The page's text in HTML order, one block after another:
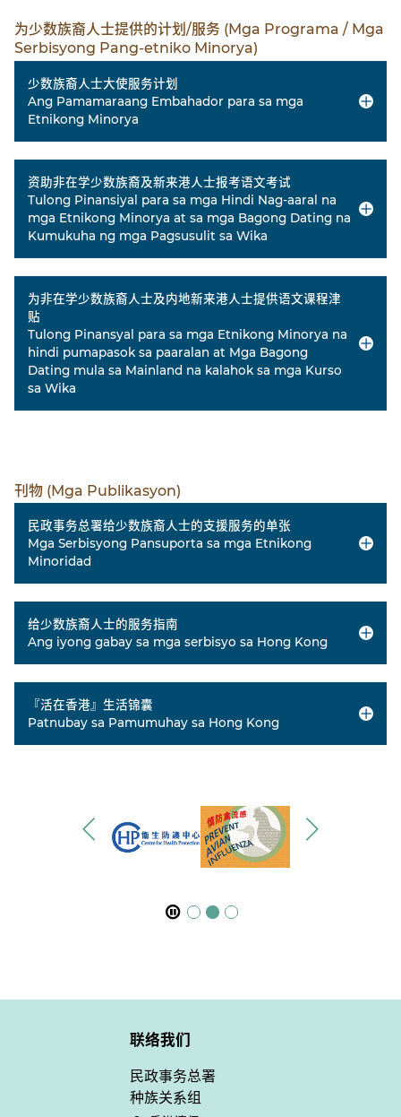
为少数族裔人士提供的计划/服务 (Mga Programa / Mga
Serbisyong Pang-etniko Minorya)
少数族裔人士大使服务计划
Ang Pamamaraang Embahador para sa mga
Etnikong Minorya
资助非在学少数族裔及新来港人士报考语文考试
Tulong Pinansiyal para sa mga Hindi Nag-aaral na
mga Etnikong Minorya at sa mga Bagong Dating na
Kumukuha ng mga Pagsusulit sa Wika
为非在学少数族裔人士及内地新来港人士提供语文课程津
贴
Tulong Pinansyal para sa mga Etnikong Minorya na
hindi pumapasok sa paaralan at Mga Bagong
Dating mula sa Mainland na kalahok sa mga Kurso
sa Wika
刊物 (Mga Publikasyon)
民政事务总署给少数族裔人士的支援服务的单张
Mga Serbisyong Pansuporta sa mga Etnikong
Minoridad
给少数族裔人士的服务指南
Ang iyong gabay sa mga serbisyo sa Hong Kong
『活在香港』生活锦囊
Patnubay sa Pamumuhay sa Hong Kong
联络我们
民政事务总署
种族关系组